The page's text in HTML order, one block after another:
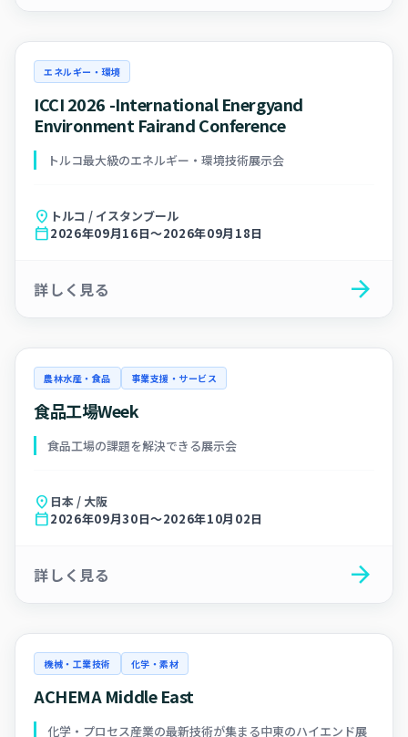
エネルギー・環境
ICCI 2026 -International Energyand
Environment Fairand Conference
トルコ最大級のエネルギー・環境技術展示会
location_on トルコ / イスタンブール
calendar_today2026年09月16日～2026年09月18日
詳しく見る arrow_forward
農林水産・食品 事業支援・サービス
食品工場Week
食品工場の課題を解決できる展示会
location_on 日本 / 大阪
calendar_today2026年09月30日～2026年10月02日
詳しく見る arrow_forward
機械・工業技術 化学・素材
ACHEMA Middle East
化学・プロセス産業の最新技術が集まる中東のハイエンド展